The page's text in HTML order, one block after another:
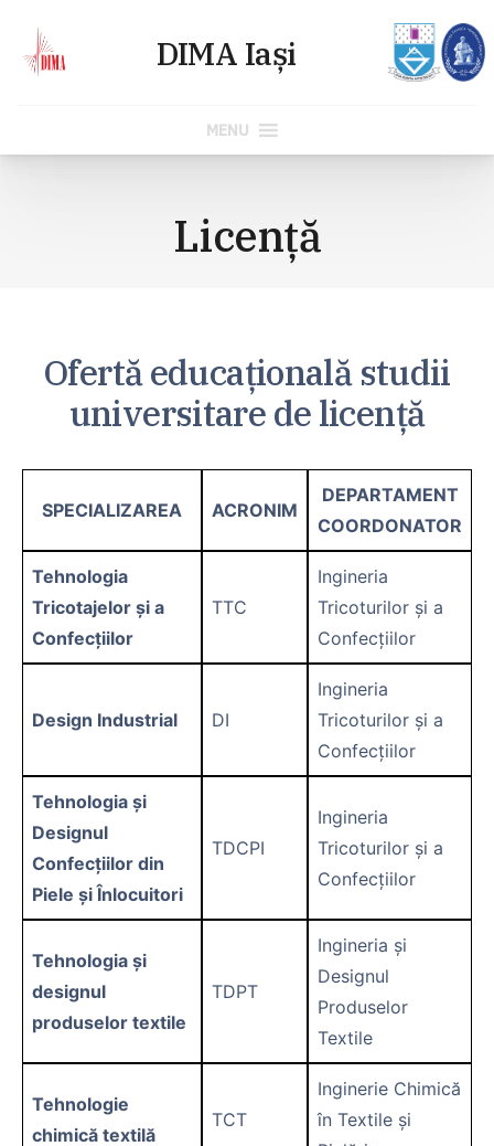
MENU
Licenţă
Ofertă educaţională studii
universitare de licență
SPECIALIZAREA ACRONIM
DEPARTAMENT
COORDONATOR
Tehnologia
Tricotajelor și a
Confecțiilor
TTC
Ingineria
Tricoturilor și a
Confecțiilor
Design Industrial DI
Ingineria
Tricoturilor și a
Confecțiilor
Tehnologia și
Designul
Confecțiilor din
Piele și Înlocuitori
TDCPI
Ingineria
Tricoturilor și a
Confecțiilor
Tehnologia și
designul
produselor textile
TDPT
Ingineria și
Designul
Produselor
Textile
Tehnologie
chimică textilă
TCT
Inginerie Chimică
în Textile și